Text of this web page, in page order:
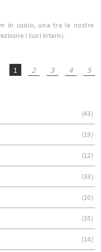
in cuoio, una tra le nostre
i tuoi interni.
1 2 3 4 5
43
19
12
33
10
35
14